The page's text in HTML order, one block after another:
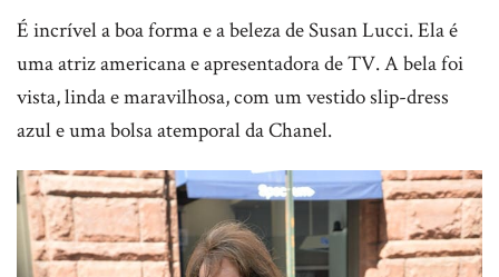
É incrível a boa forma e a beleza de Susan Lucci. Ela é
uma atriz americana e apresentadora de TV. A bela foi
vista, linda e maravilhosa, com um vestido slip-dress
azul e uma bolsa atemporal da Chanel.